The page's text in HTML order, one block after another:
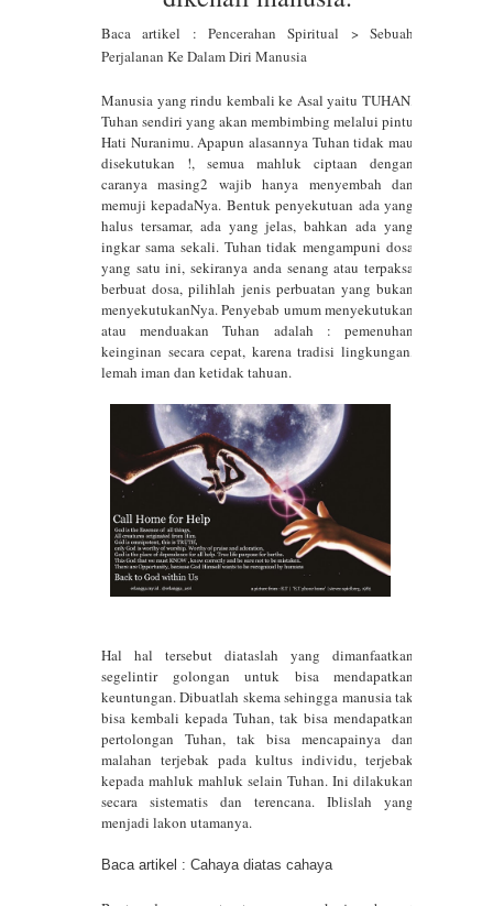
Penimbunan Energi Negatif dan
Jebakan Pengetahuan Tanpa Praktik
Apa Itu Timbunan Energi Negatif
Dan Apa bahayanya serta
Bagaimana Cara Hilangkan?
Mempelajari Ilmu Spiritual Dengan
pendalaman ilmu esoteris.
Makna Angka 1111, 111, 11, 1 Dan
Hubungannya Dengan Pertumbuhan
Jiwa
Makna Angka 1111 dan Makna
Setiap Angka 1 Pada Deretan 1111
Cerita Spiritual dan Manfaat Kristal
Rahasia Transendensi Kesadaran
Jiwa: Dari Portal 888 ke Blood Moon
& Suara Suci
Baca artikel : Pencerahan Spiritual > Sebuah
Perjalanan Ke Dalam Diri Manusia
Manusia yang rindu kembali ke Asal yaitu TUHAN,
Tuhan sendiri yang akan membimbing melalui pintu
Hati Nuranimu. Apapun alasannya Tuhan tidak mau
disekutukan !, semua mahluk ciptaan dengan
caranya masing2 wajib hanya menyembah dan
memuji kepadaNya. Bentuk penyekutuan ada yang
halus tersamar, ada yang jelas, bahkan ada yang
ingkar sama sekali. Tuhan tidak mengampuni dosa
yang satu ini, sekiranya anda senang atau terpaksa
berbuat dosa, pilihlah jenis perbuatan yang bukan
menyekutukanNya. Penyebab umum menyekutukan
atau menduakan Tuhan adalah : pemenuhan
keinginan secara cepat, karena tradisi lingkungan,
lemah iman dan ketidak tahuan.
Hal hal tersebut diataslah yang dimanfaatkan
segelintir golongan untuk bisa mendapatkan
keuntungan. Dibuatlah skema sehingga manusia tak
bisa kembali kepada Tuhan, tak bisa mendapatkan
pertolongan Tuhan, tak bisa mencapainya dan
malahan terjebak pada kultus individu, terjebak
kepada mahluk mahluk selain Tuhan. Ini dilakukan
secara sistematis dan terencana. Iblislah yang
menjadi lakon utamanya.
Baca artikel : Cahaya diatas cahaya